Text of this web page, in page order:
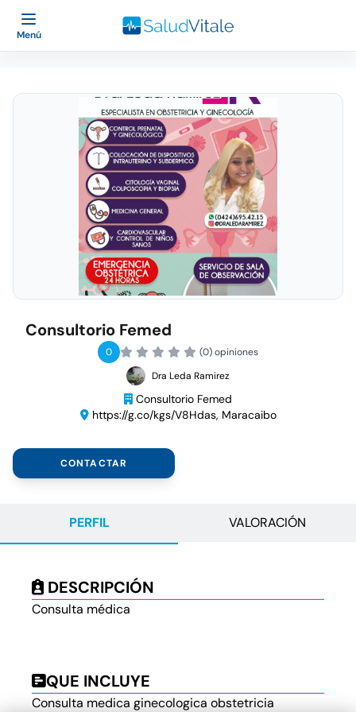
Menú
Consultorio Femed
0
(0) opiniones
Dra Leda Ramirez
Consultorio Femed
https://g.co/kgs/V8Hdas, Maracaibo
CONTACTAR
PERFIL VALORACIÓN
DESCRIPCIÓN
Consulta médica
QUE INCLUYE
Consulta medica ginecologica obstetricia